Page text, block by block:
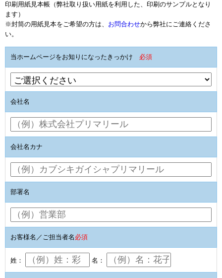
印刷用紙見本帳（弊社取り扱い用紙を利用した、印刷のサンプルとなり
ます）
※封筒の用紙見本をご希望の方は、 お問合わせから弊社にご連絡くださ
い。
当ホームページをお知りになったきっかけ 必須
会社名
会社名カナ
部署名
お客様名／ご担当者名 必須
姓： 名：